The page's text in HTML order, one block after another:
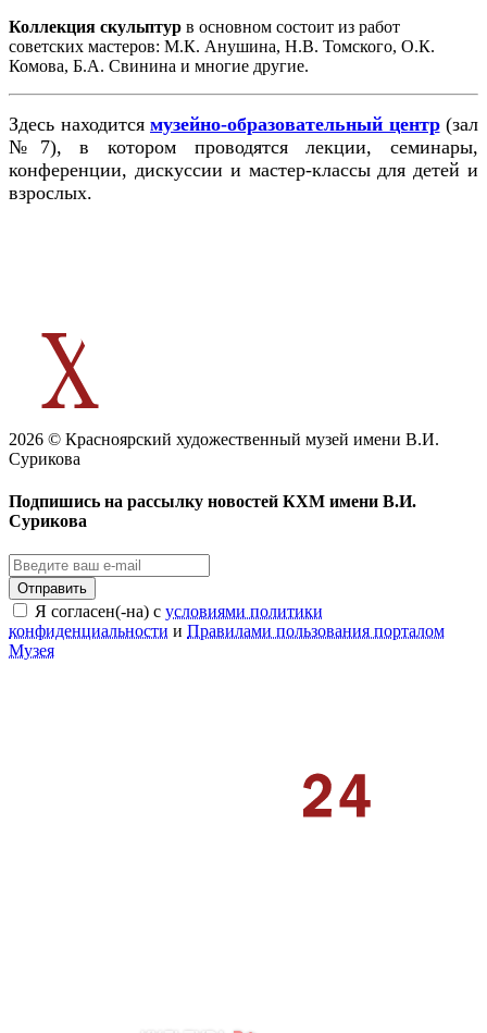
Коллекция скульптур в основном состоит из работ
советских мастеров: М.К. Анушина, Н.В. Томского, О.К.
Комова, Б.А. Свинина и многие другие.
Здесь находится музейно-образовательный центр (зал
№7), в котором проводятся лекции, семинары,
конференции, дискуссии и мастер-классы для детей и
взрослых.
2026 © Красноярский художественный музей имени В.И.
Сурикова
Подпишись на рассылку новостей КХМ имени В.И.
Сурикова
Отправить
Я согласен(-на) с условиями политики
конфиденциальности и Правилами пользования порталом
Музея